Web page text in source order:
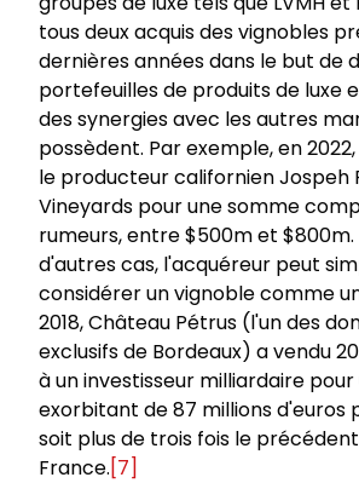
tous deux acquis des vignobles
dernières années dans le but de
portefeuilles de produits de luxe
des synergies avec les autres
possèdent. Par exemple, en 2022,
le producteur californien Jospeh
Vineyards pour une somme
rumeurs, entre $500m et $800m.
d'autres cas, l'acquéreur peut
considérer un vignoble comme
2018, Château Pétrus (l'un des
exclusifs de Bordeaux) a vendu
à un investisseur milliardaire pour
exorbitant de 87 millions d'euros
soit plus de trois fois le
France.[7]